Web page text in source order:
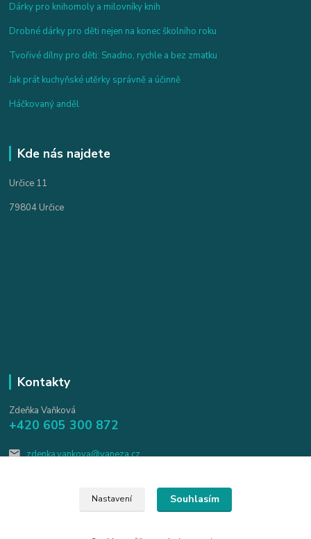
Dárky pro knihomoly a milovníky knih
Drobné dárky pro děti nejen na konec školního roku
Tvořivé dílny pro děti: Snadno, rychle a bez zmatku
Jak prát kuchyňské utěrky správně a účinně
Háčkovaný anděl
Kde nás najdete
Určice 11
79804 Určice
Kontakty
Zdeňka Vaňková
+420 605 300 872
zdenka.vankova@vaneza.cz
Nastavení Souhlasím